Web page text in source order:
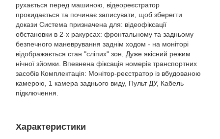
рухається перед машиною, відеореєстратор
прокидається та починає записувати, щоб зберегти
докази Система призначена для: відеофіксації
обстановки в 2-х ракурсах: фронтальному та задньому
безпечного маневрування заднім ходом - на моніторі
відображається стан "сліпих" зон, Дуже якісний режим
нічної зйомки. Впевнена фіксація номерів транспортних
засобів Комплектація: Монітор-реєстратор із вбудованою
камерою, 1 камера заднього виду, Пульт ДУ, Кабель
підключення.
Характеристики